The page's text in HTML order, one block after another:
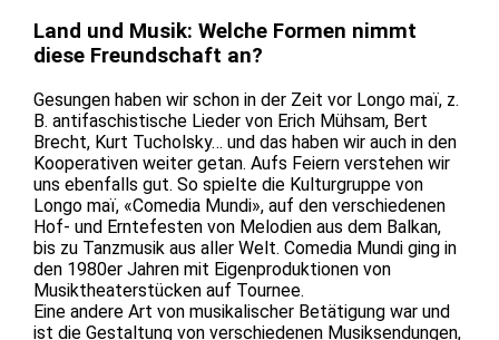
Land und Musik: Welche Formen nimmt
diese Freundschaft an?
Gesungen haben wir schon in der Zeit vor Longo maï, z.
B. antifaschistische Lieder von Erich Mühsam, Bert
Brecht, Kurt Tucholsky… und das haben wir auch in den
Kooperativen weiter getan. Aufs Feiern verstehen wir
uns ebenfalls gut. So spielte die Kulturgruppe von
Longo maï, «Comedia Mundi», auf den verschiedenen
Hof- und Erntefesten von Melodien aus dem Balkan,
bis zu Tanzmusik aus aller Welt. Comedia Mundi ging in
den 1980er Jahren mit Eigenproduktionen von
Musiktheaterstücken auf Tournee.
Eine andere Art von musikalischer Betätigung war und
ist die Gestaltung von verschiedenen Musiksendungen,